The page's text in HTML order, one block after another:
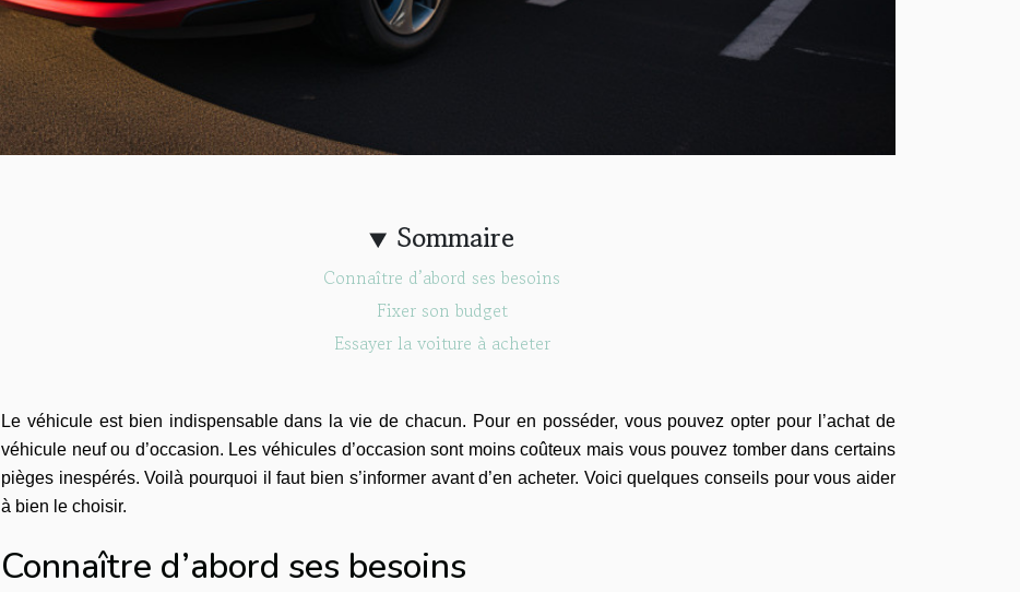
Sommaire
Connaître d’abord ses besoins
Fixer son budget
Essayer la voiture à acheter
Le véhicule est bien indispensable dans la vie de chacun. Pour en posséder, vous pouvez opter pour l’achat de
véhicule neuf ou d’occasion. Les véhicules d’occasion sont moins coûteux mais vous pouvez tomber dans certains
pièges inespérés. Voilà pourquoi il faut bien s’informer avant d’en acheter. Voici quelques conseils pour vous aider
à bien le choisir.
Connaître d’abord ses besoins